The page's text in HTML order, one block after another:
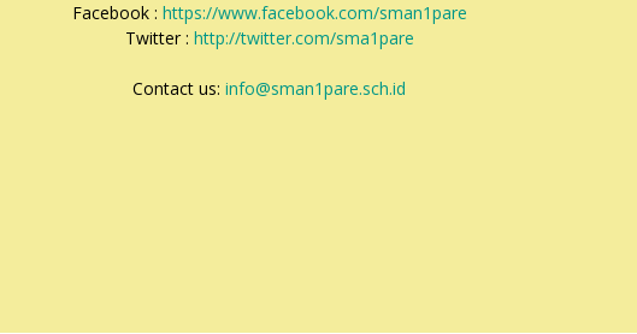
Facebook : https://www.facebook.com/sman1pare
Twitter : http://twitter.com/sma1pare
Contact us:info@sman1pare.sch.id